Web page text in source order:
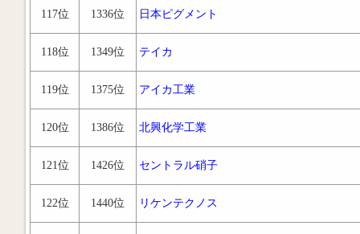
117位 1336位 日本ピグメント
118位 1349位 テイカ
119位 1375位 アイカ工業
120位 1386位 北興化学工業
121位 1426位 セントラル硝子
122位 1440位 リケンテクノス